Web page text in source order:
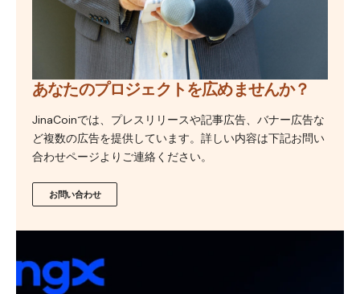
あなたのプロジェクトを広めませんか？
JinaCoinでは、プレスリリースや記事広告、バナー広告な
ど複数の広告を提供しています。詳しい内容は下記お問い
合わせページよりご連絡ください。
お問い合わせ